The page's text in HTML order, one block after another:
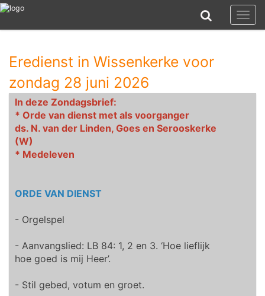
Eredienst in Wissenkerke voor
zondag 28 juni 2026
In deze Zondagsbrief:
* Orde van dienst met als voorganger
ds. N. van der Linden, Goes en Serooskerke
(W)
* Medeleven
ORDE VAN DIENST
- Orgelspel
- Aanvangslied: LB 84: 1, 2 en 3. ‘Hoe lieflijk
hoe goed is mij Heer’.
- Stil gebed, votum en groet.